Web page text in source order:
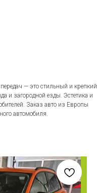
— это стильный и крепкий
и загородной езды. Эстетика и
Заказ авто из Европы
автомобиля.